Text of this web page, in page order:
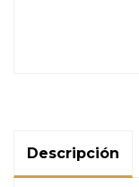
Descripción